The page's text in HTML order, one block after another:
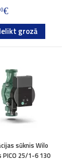
€
Ielikt grozā
sūknis Wilo
25/1-6 130